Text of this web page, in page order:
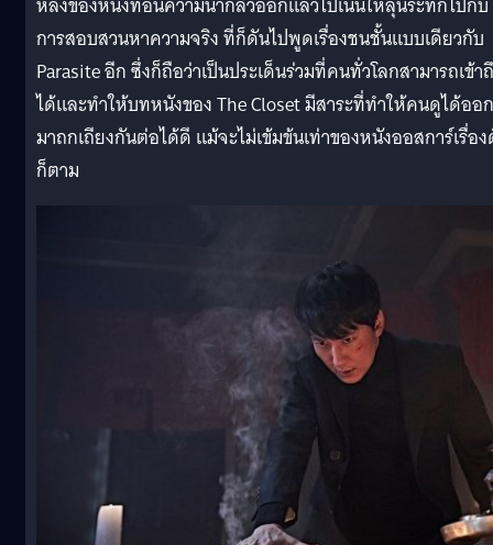
การสอบสวนหาความจริง ที่ก็ดันไปพูดเรื่องชนชั้นแบบเดียวกับ
Parasite อีก ซึ่งก็ถือว่าเป็นประเด็นร่วมที่คนทั่วโลกสามารถเข้า
ได้และทำให้บทหนังของ The Closet มีสาระที่ทำให้คนดูได้ออก
มาถกเถียงกันต่อได้ดี แม้จะไม่เข้มข้นเท่าของหนังออสการ์เรื่อ
ก็ตาม